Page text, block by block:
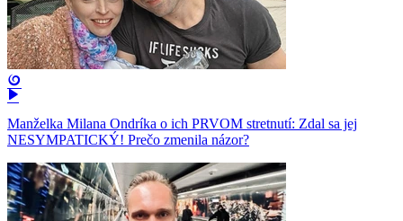
Manželka Milana Ondríka o ich PRVOM stretnutí: Zdal sa jej
NESYMPATICKÝ! Prečo zmenila názor?